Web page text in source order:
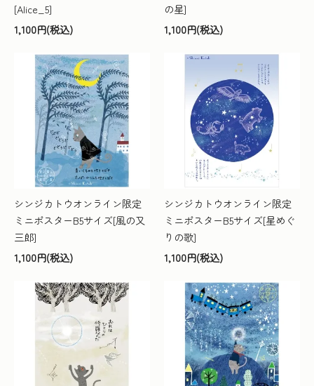
[Alice_5]
1,100円(税込)
の星]
1,100円(税込)
シンジカトウオンライン限定
ミニポスターB5サイズ[風の又
三郎]
1,100円(税込)
シンジカトウオンライン限定
ミニポスターB5サイズ[星めぐ
りの歌]
1,100円(税込)